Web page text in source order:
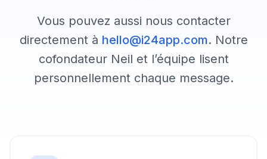
Vous pouvez aussi nous contacter
directement à hello@i24app.com. Notre
cofondateur Neil et l’équipe lisent
personnellement chaque message.